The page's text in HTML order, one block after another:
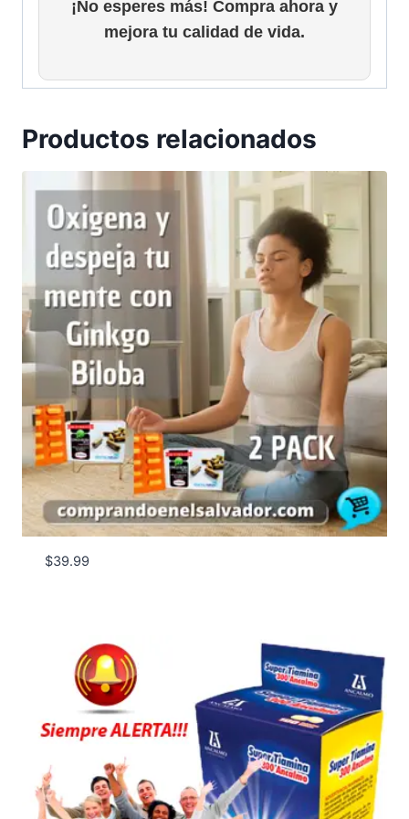
¡No esperes más! Compra ahora y
mejora tu calidad de vida.
Productos relacionados
$39.99